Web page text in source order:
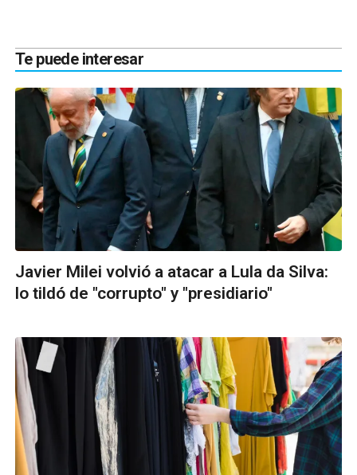
Te puede interesar
Javier Milei volvió a atacar a Lula da Silva:
lo tildó de "corrupto" y "presidiario"